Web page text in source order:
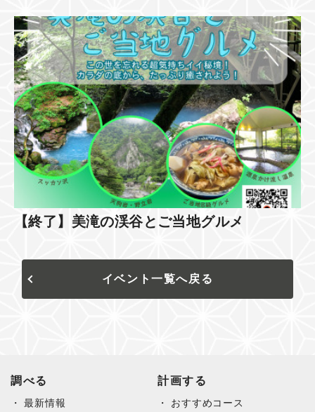
【終了】美滝の渓谷とご当地グルメ
イベント一覧へ戻る
調べる
最新情報
計画する
おすすめコース